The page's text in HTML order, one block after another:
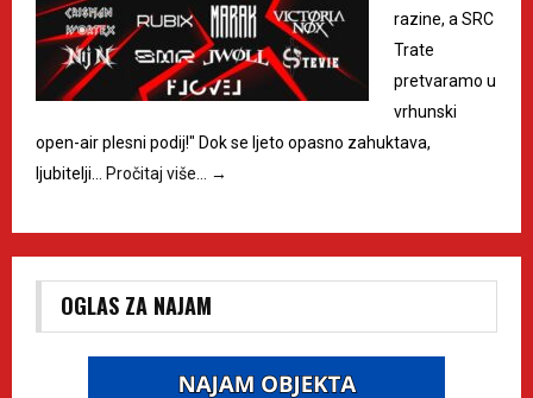
razine, a SRC
Trate
pretvaramo u
vrhunski
open-air plesni podij!" Dok se ljeto opasno zahuktava,
ljubitelji… Pročitaj više… →
OGLAS ZA NAJAM